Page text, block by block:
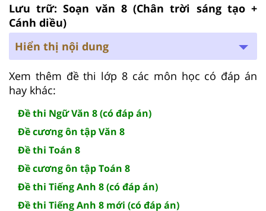
Lưu trữ: Soạn văn 8 (Chân trời sáng tạo +
Cánh diều)
Hiển thị nội dung
Xem thêm đề thi lớp 8 các môn học có đáp án
hay khác:
Đề thi Ngữ Văn 8 (có đáp án)
Đề cương ôn tập Văn 8
Đề thi Toán 8
Đề cương ôn tập Toán 8
Đề thi Tiếng Anh 8 (có đáp án)
Đề thi Tiếng Anh 8 mới (có đáp án)